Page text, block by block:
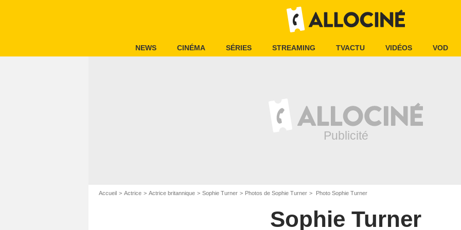
NEWS CINÉMA SÉRIES STREAMING TVACTU VIDÉOS VOD
Accueil Actrice Actrice britannique Sophie Turner Photos de Sophie Turner Photo Sophie Turner
Sophie Turner